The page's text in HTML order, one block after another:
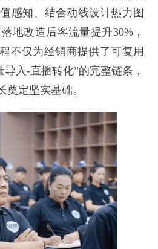
感知、结合动线设计热力图
地改造后客流量提升30%，
不仅为经销商提供了可复用
入-直播转化”的完整链条，
定坚实基础。